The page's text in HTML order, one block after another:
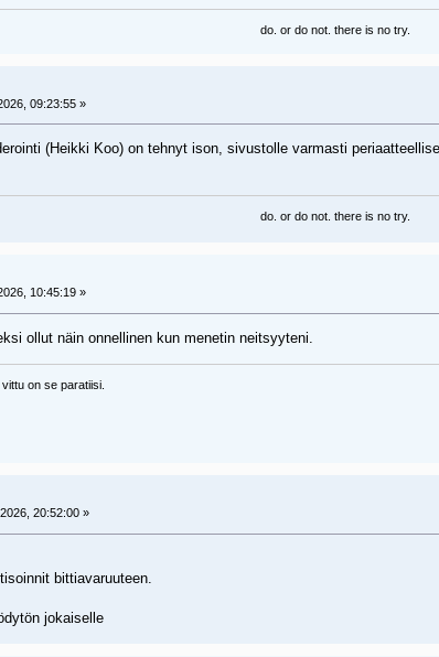
do. or do not. there is no try.
09:23:55 »
(Heikki Koo) on tehnyt ison, sivustolle varmasti
do. or do not. there is no try.
10:45:19 »
ollut näin onnellinen kun menetin neitsyyteni.
on se paratiisi.
20:52:00 »
bittiavaruuteen.
jokaiselle